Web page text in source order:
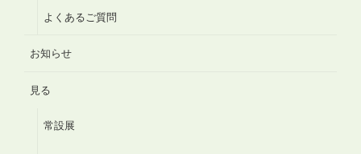
よくあるご質問
お知らせ
見る
常設展